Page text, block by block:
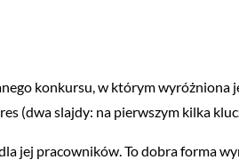
konkursu, w którym
(dwa slajdy: na pierwszym kilka
jej pracowników. To dobra forma